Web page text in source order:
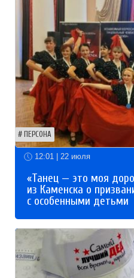
ПЕРСОНА
12:01 | 22 июля
«Танец — это моя
из Каменска о
с особенными детьми